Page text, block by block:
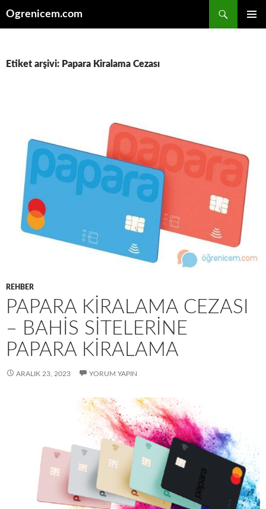
Ogrenicem.com
Etiket arşivi: Papara Kiralama Cezası
REHBER
PAPARA KIRALAMA CEZASI
– BAHIS SITELERINE
PAPARA KIRALAMA
ARALIK 23, 2023 YORUM YAPIN